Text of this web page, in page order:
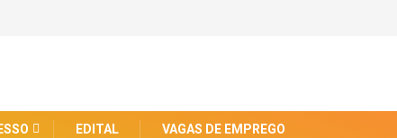
EDITAL VAGAS DE EMPREGO